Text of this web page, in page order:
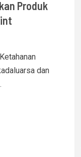
Produk
dan